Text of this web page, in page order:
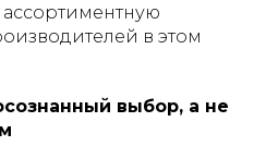
в этом
выбор, а не